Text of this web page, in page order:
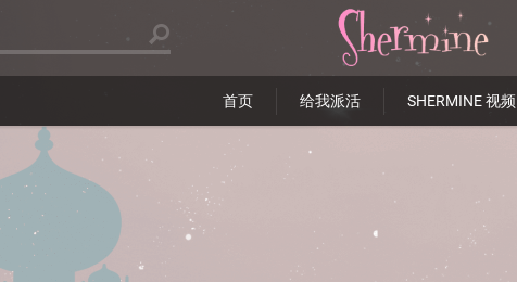
首页 给我派活 SHERMINE 视频